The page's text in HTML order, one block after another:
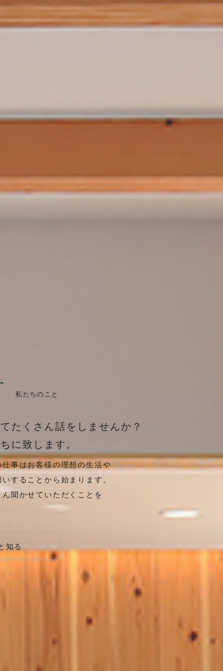
私たちのこと
たくさん話をしませんか？
に致します。
事はお客様の理想の生活や
することから始まります。
聞かせていただくことを
知る